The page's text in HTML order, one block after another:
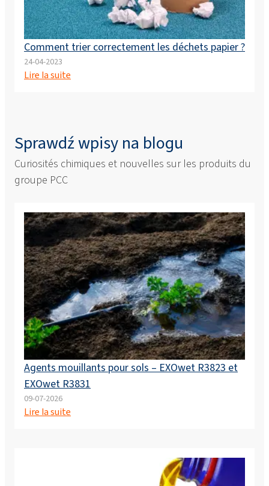
Comment trier correctement les déchets papier ?
24-04-2023
Lire la suite
Sprawdź wpisy na blogu
Curiosités chimiques et nouvelles sur les produits du
groupe PCC
Agents mouillants pour sols – EXOwet R3823 et
EXOwet R3831
09-07-2026
Lire la suite